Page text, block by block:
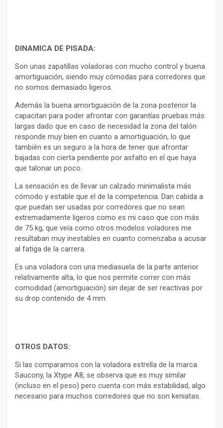
DINAMICA DE PISADA:
Son unas zapatillas voladoras con mucho control y buena
amortiguación, siendo muy cómodas para corredores que
no somos demasiado ligeros.
Además la buena amortiguación de la zona posterior la
capacitan para poder afrontar con garantías pruebas más
largas dado que en caso de necesidad la zona del talón
responde muy bien en cuanto a amortiguación, lo que
también es un seguro a la hora de tener que afrontar
bajadas con cierta pendiente por asfalto en el que haya
que talonar un poco.
La sensación es de llevar un calzado minimalista más
cómodo y estable que el de la competencia. Dan cabida a
que puedan ser usadas por corredores que no sean
extremadamente ligeros como es mi caso que con más
de 75 kg, que veía como otros modelos voladores me
resultaban muy inestables en cuanto comenzaba a acusar
al fatiga de la carrera.
Es una voladora con una mediasuela de la parte anterior
relativamente alta, lo que nos permite correr con más
comodidad (amortiguación) sin dejar de ser reactivas por
su drop contenido de 4 mm.
OTROS DATOS:
Si las comparamos con la voladora estrella de la marca
Saucony, la Xtype A8, se observa que es muy similar
(incluso en el peso) pero cuenta con más estabilidad, algo
necesario para muchos corredores que no son keniatas.